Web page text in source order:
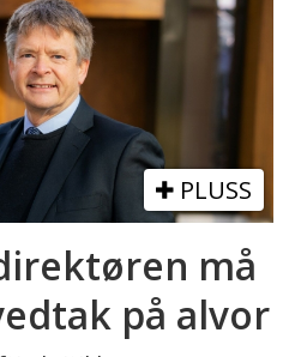
PLUSS
må
på alvor